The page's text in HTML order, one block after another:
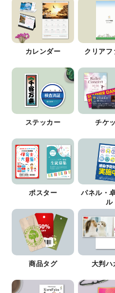
カレンダー クリアフ
ステッカー チケ
ポスター
パネル・
ル
商品タグ 大判ハ